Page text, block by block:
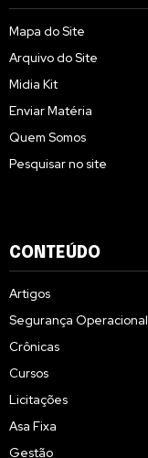
Mapa do Site
Arquivo do Site
Midia Kit
Enviar Matéria
Quem Somos
Pesquisar no site
CONTEÚDO
Artigos
Segurança Operacional
Crônicas
Cursos
Licitações
Asa Fixa
Gestão